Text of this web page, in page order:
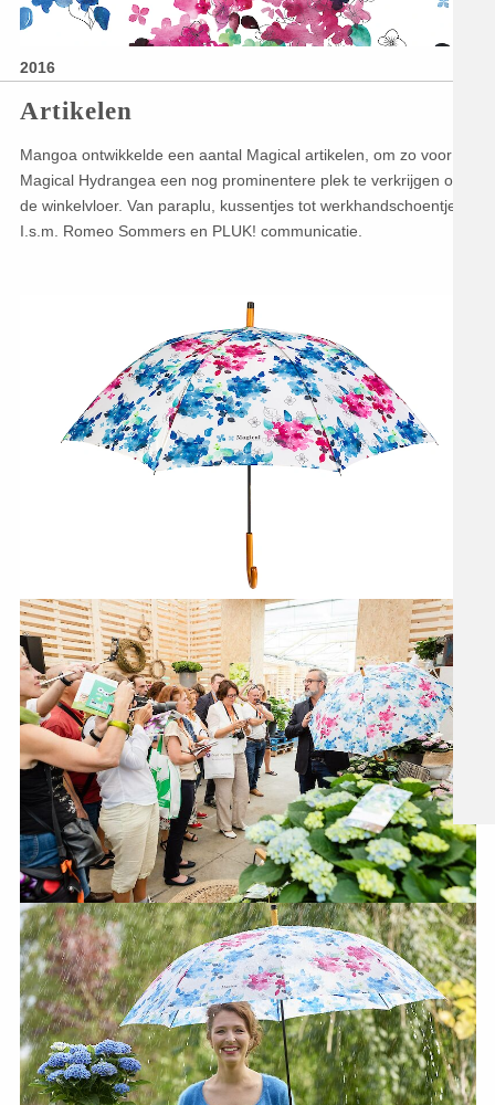
2016
Artikelen
Mangoa ontwikkelde een aantal Magical artikelen, om zo voor
Magical Hydrangea een nog prominentere plek te verkrijgen op
de winkelvloer. Van paraplu, kussentjes tot werkhandschoentjes.
I.s.m. Romeo Sommers en PLUK! communicatie.